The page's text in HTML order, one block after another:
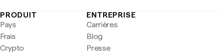
PRODUIT
Pays
Frais
Crypto
ENTREPRISE
Carrières
Blog
Presse